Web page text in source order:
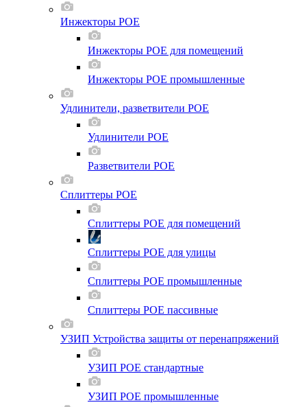
Инжекторы POE
Инжекторы POE для помещений
Инжекторы POE промышленные
Удлинители, разветвители POE
Удлинители POE
Разветвители POE
Сплиттеры POE
Сплиттеры POE для помещений
Сплиттеры POE для улицы
Сплиттеры POE промышленные
Сплиттеры POE пассивные
УЗИП Устройства защиты от перенапряжений
УЗИП POE стандартные
УЗИП POE промышленные